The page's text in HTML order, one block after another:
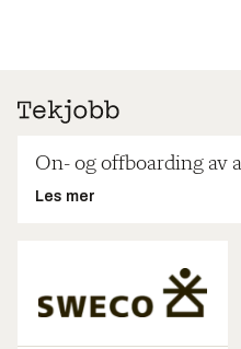
On- og offboarding av
Les mer